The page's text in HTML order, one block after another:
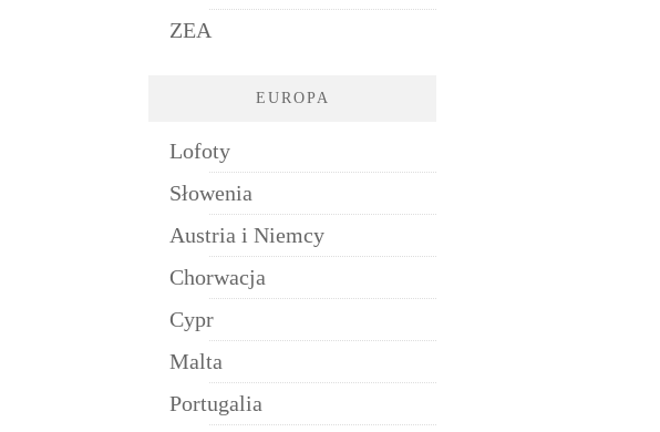
ZEA
EUROPA
Lofoty
Słowenia
Austria i Niemcy
Chorwacja
Cypr
Malta
Portugalia